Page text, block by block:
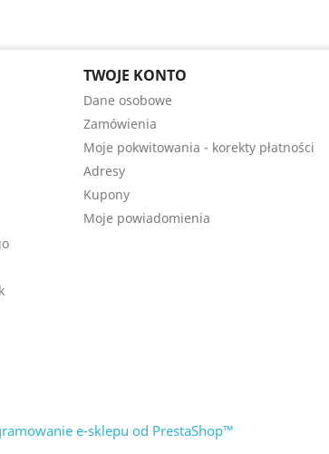
TWOJE KONTO
Dane osobowe
Zamówienia
Moje pokwitowania - korekty płatności
Adresy
Kupony
Moje powiadomienia
e-sklepu od PrestaShop™